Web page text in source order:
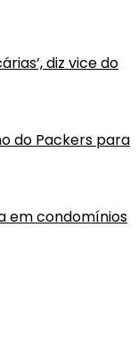
diz vice do
do Packers para
em condomínios